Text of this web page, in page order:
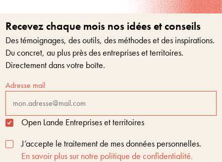
Recevez chaque mois nos idées et conseils
Des témoignages, des outils, des méthodes et des inspirations.
Du concret, au plus près des entreprises et territoires.
Directement dans votre boîte.
Adresse mail
Open Lande Entreprises et territoires
J’accepte le traitement de mes données personnelles.
En savoir plus sur notre politique de confidentialité.